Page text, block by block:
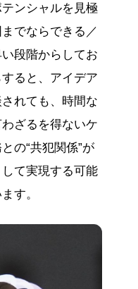
ンシャルを見極
でならできる／
段階からしてお
ると、アイデア
れても、時間な
ざるを得ないケ
の“共犯関係”が
て実現する可能
す。